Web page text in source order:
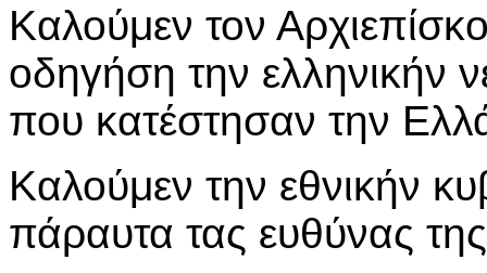
Καλούμεν τον
οδηγήση την ελληνικήν
που κατέστησαν την
Καλούμεν την εθνικήν
πάραυτα τας ευθύνας